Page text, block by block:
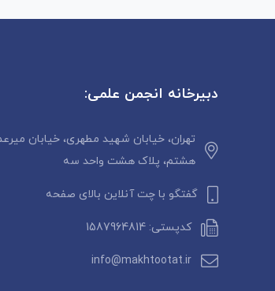
دبیرخانه انجمن علمی:
تهران، خیابان شهید مطهری، خیابان
هشتم، پلاک هشت واحد سه
گفتگو با چت آنلاین بالای صفحه
کدپستی: 1587964814
info@makhtootat.ir